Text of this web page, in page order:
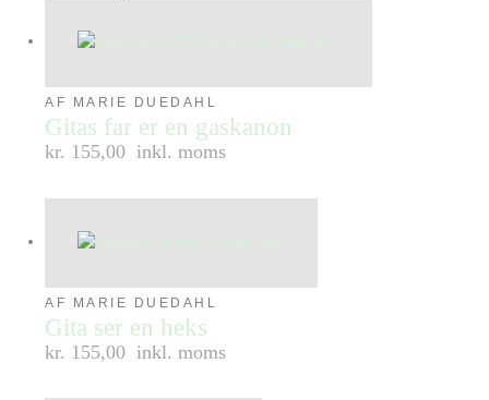
AF MARIE DUEDAHL
Gitas far er en gaskanon
kr. 155,00 inkl. moms
AF MARIE DUEDAHL
Gita ser en heks
kr. 155,00 inkl. moms